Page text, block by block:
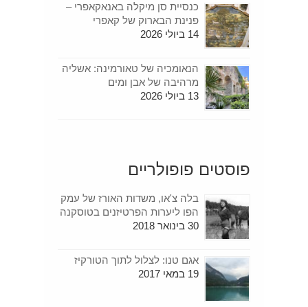
כנסיית סן מיקלה באנאקאפרי –
פנינת הבארוק של קאפרי
14 ביולי 2026
הנאומכיה של טאורמינה: אשליה
מרהיבה של אבן ומים
13 ביולי 2026
פוסטים פופולריים
בלה צ'או, משדות האורז של עמק
הפו ליערות הפרטיזנים בטוסקנה
30 בינואר 2018
אגם טנו: לצלול לתוך הטורקיז
19 במאי 2017